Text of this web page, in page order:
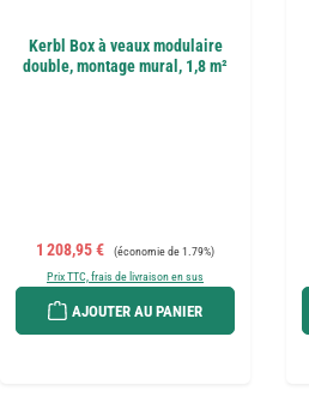
Kerbl Box à veaux modulaire
double, montage mural, 1,8 m²
Prix de vente :
1 208,95 € Prix régulier :
(économie de 1.79%)
Prix TTC, frais de livraison en sus
AJOUTER AU PANIER